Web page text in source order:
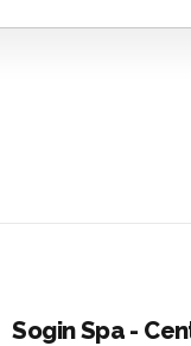
Sogin Spa -